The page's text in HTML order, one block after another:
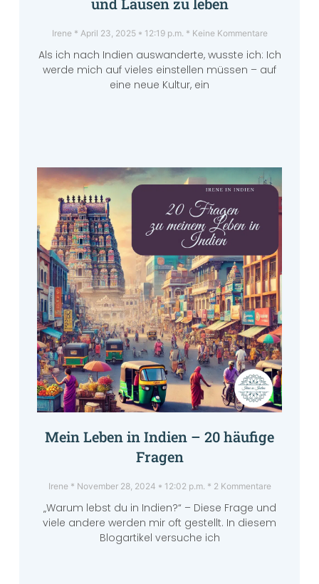
Irene April 23, 2025 12:19 p.m. Keine Kommentare
Als ich nach Indien auswanderte, wusste ich: Ich
werde mich auf vieles einstellen müssen – auf
eine neue Kultur, ein
Mein Leben in Indien – 20 häufige
Fragen
Irene November 28, 2024 12:02 p.m. 2 Kommentare
„Warum lebst du in Indien?“ – Diese Frage und
viele andere werden mir oft gestellt. In diesem
Blogartikel versuche ich